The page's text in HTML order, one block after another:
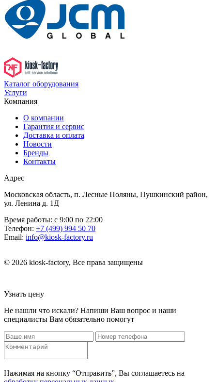
Каталог оборудования
Услуги
Компания
О компании
Гарантия и сервис
Доставка и оплата
Новости
Бренды
Контакты
Адрес
Московская область, п. Лесные Поляны, Пушкинский район,
ул. Ленина д. 1Д
Время работы: с 9:00 по 22:00
Телефон: +7 (499) 994 50 70
Email: info@kiosk-factory.ru
© 2026 kiosk-factory, Все права защищены
Узнать цену
Не нашли что искали? Напиши Ваш вопрос и наши
специалисты Вам обязательно помогут
Нажимая на кнопку “Отправить”, Вы соглашаетесь на